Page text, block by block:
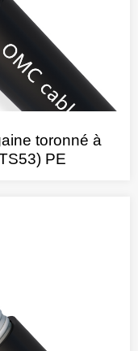
toronné à
PE